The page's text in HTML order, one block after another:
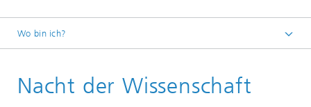
Wo bin ich?
Veranstaltungen
Nacht der Wissenschaft